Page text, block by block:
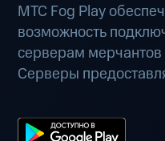
МТС Fog Play
возможность
серверам мерчантов
Серверы